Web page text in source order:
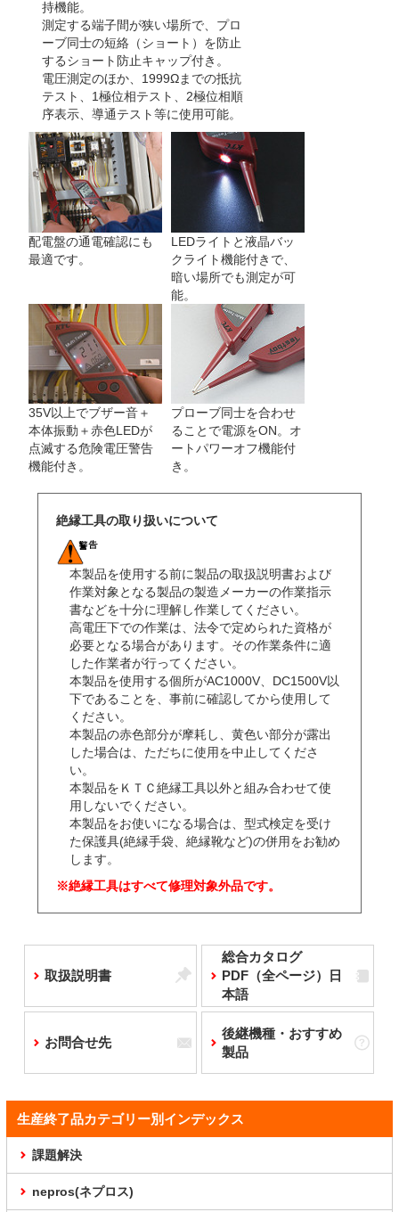
持機能。
測定する端子間が狭い場所で、プロ
ーブ同士の短絡（ショート）を防止
するショート防止キャップ付き。
電圧測定のほか、1999Ωまでの抵抗
テスト、1極位相テスト、2極位相順
序表示、導通テスト等に使用可能。
配電盤の通電確認にも
最適です。
LEDライトと液晶バッ
クライト機能付きで、
暗い場所でも測定が可
能。
35V以上でブザー音＋
本体振動＋赤色LEDが
点滅する危険電圧警告
機能付き。
プローブ同士を合わせ
ることで電源をON。オ
ートパワーオフ機能付
き。
絶縁工具の取り扱いについて
本製品を使用する前に製品の取扱説明書および
作業対象となる製品の製造メーカーの作業指示
書などを十分に理解し作業してください。
高電圧下での作業は、法令で定められた資格が
必要となる場合があります。その作業条件に適
した作業者が行ってください。
本製品を使用する個所がAC1000V、DC1500V以
下であることを、事前に確認してから使用して
ください。
本製品の赤色部分が摩耗し、黄色い部分が露出
した場合は、ただちに使用を中止してくださ
い。
本製品をＫＴＣ絶縁工具以外と組み合わせて使
用しないでください。
本製品をお使いになる場合は、型式検定を受け
た保護具(絶縁手袋、絶縁靴など)の併用をお勧め
します。
※絶縁工具はすべて修理対象外品です。
取扱説明書
総合カタログ
PDF（全ページ）日
本語
お問合せ先
後継機種・おすすめ
製品
生産終了品カテゴリー別インデックス
課題解決
nepros(ネプロス)